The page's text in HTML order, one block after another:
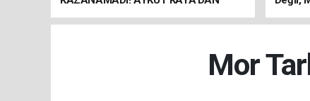
"BAGAJ HAKKI" ÇAĞRISI
Mor